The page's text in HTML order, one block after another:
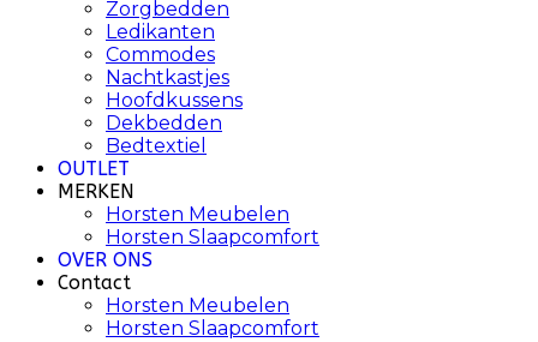
Zorgbedden
Ledikanten
Commodes
Nachtkastjes
Hoofdkussens
Dekbedden
Bedtextiel
OUTLET
MERKEN
Horsten Meubelen
Horsten Slaapcomfort
OVER ONS
Contact
Horsten Meubelen
Horsten Slaapcomfort